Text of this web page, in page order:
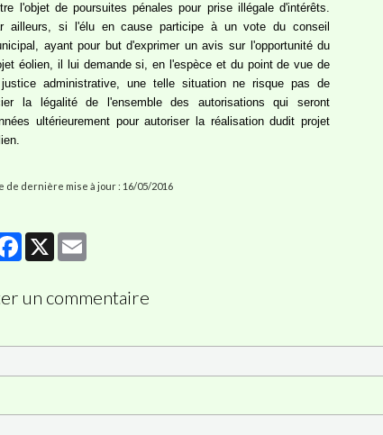
l'objet de poursuites pénales pour prise illégale d'intérêts.
ailleurs, si l'élu en cause participe à un vote du conseil
ayant pour but d'exprimer un avis sur l'opportunité du
éolien, il lui demande si, en l'espèce et du point de vue de
administrative, une telle situation ne risque pas de
la légalité de l'ensemble des autorisations qui seront
ultérieurement pour autoriser la réalisation dudit projet
de dernière mise à jour : 16/05/2016
Facebook
X
un commentaire